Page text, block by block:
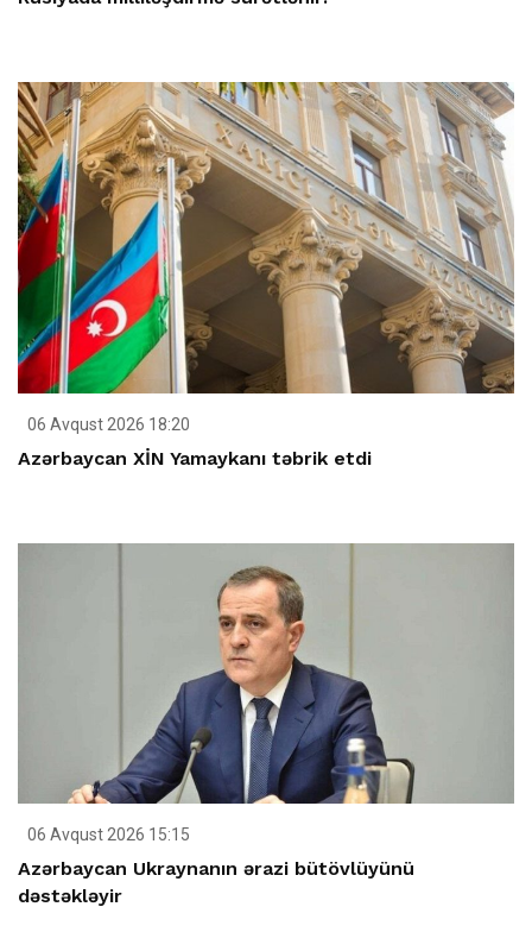
06 Avqust 2026 18:20
Azərbaycan XİN Yamaykanı təbrik etdi
06 Avqust 2026 15:15
Azərbaycan Ukraynanın ərazi bütövlüyünü
dəstəkləyir